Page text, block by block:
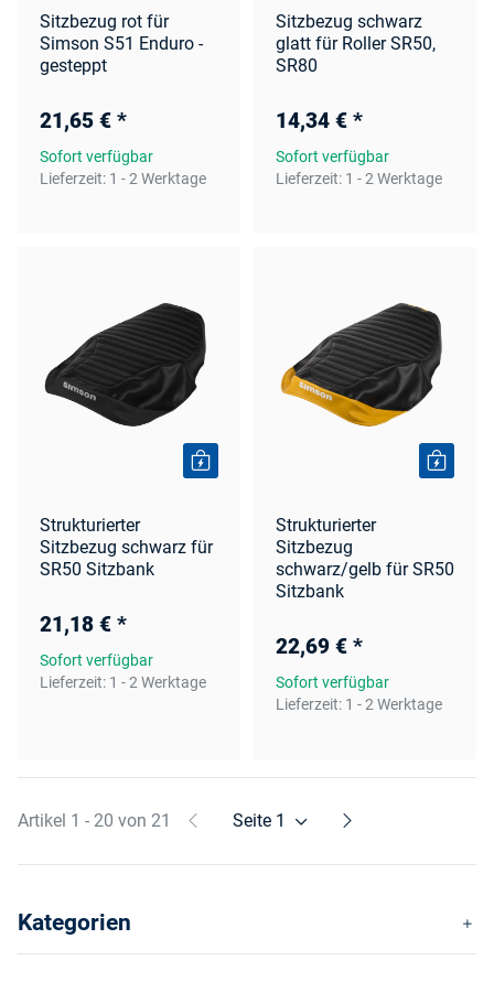
Sitzbezug rot für
Simson S51 Enduro -
gesteppt
21,65 € *
Sofort verfügbar
Lieferzeit: 1 - 2 Werktage
Sitzbezug schwarz
glatt für Roller SR50,
SR80
14,34 € *
Sofort verfügbar
Lieferzeit: 1 - 2 Werktage
Strukturierter
Sitzbezug schwarz für
SR50 Sitzbank
21,18 € *
Sofort verfügbar
Lieferzeit: 1 - 2 Werktage
Strukturierter
Sitzbezug
schwarz/gelb für SR50
Sitzbank
22,69 € *
Sofort verfügbar
Lieferzeit: 1 - 2 Werktage
Artikel 1 - 20 von 21 Seite 1
Kategorien